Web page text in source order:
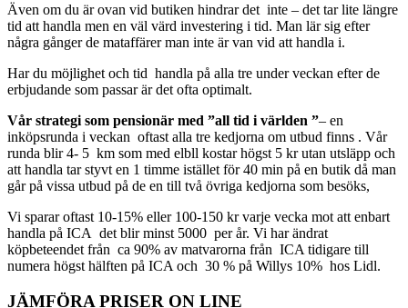
Även om du är ovan vid butiken hindrar det inte – det tar lite längre
tid att handla men en väl värd investering i tid. Man lär sig efter
några gånger de mataffärer man inte är van vid att handla i.
Har du möjlighet och tid handla på alla tre under veckan efter de
erbjudande som passar är det ofta optimalt.
Vår strategi som pensionär med ”all tid i världen ”– en
inköpsrunda i veckan oftast alla tre kedjorna om utbud finns . Vår
runda blir 4- 5 km som med elbll kostar högst 5 kr utan utsläpp och
att handla tar styvt en 1 timme istället för 40 min på en butik då man
går på vissa utbud på de en till två övriga kedjorna som besöks,
Vi sparar oftast 10-15% eller 100-150 kr varje vecka mot att enbart
handla på ICA det blir minst 5000 per år. Vi har ändrat
köpbeteendet från ca 90% av matvarorna från ICA tidigare till
numera högst hälften på ICA och 30 % på Willys 10% hos Lidl.
JÄMFÖRA PRISER ON LINE